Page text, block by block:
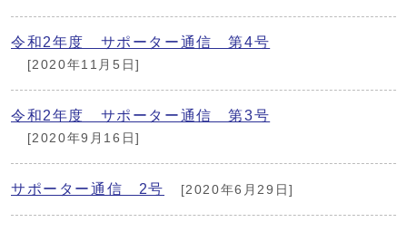
令和2年度 サポーター通信 第4号
[2020年11月5日]
令和2年度 サポーター通信 第3号
[2020年9月16日]
サポーター通信 2号 [2020年6月29日]